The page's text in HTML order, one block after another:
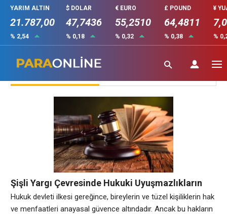
YARIM ALTIN
21.787,00
% 2,54
$ DOLAR
47,7436
% 0,18
€ EURO
55,2510
% 0,32
£ POUND
64,4811
% 0,38
¥
%
Pratik Bilgiler
Şişli Yargı Çevresinde Hukuki Uyuşmazlıkların
Yönetimi ve Vekalet İlişkisi
Hukuk devleti ilkesi gereğince, bireylerin ve tüzel kişiliklerin hak
ve menfaatleri anayasal güvence altındadır. Ancak bu hakların